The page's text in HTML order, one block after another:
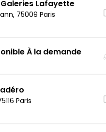
Lafayette
75009 Paris
À la demande
Paris